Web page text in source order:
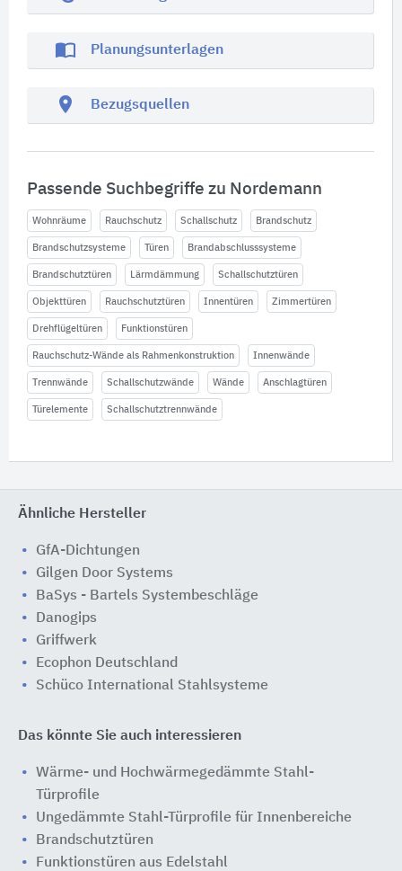
import_contacts Planungsunterlagen
location_on Bezugsquellen
Passende Suchbegriffe zu Nordemann
Wohnräume Rauchschutz Schallschutz Brandschutz
Brandschutzsysteme Türen Brandabschlusssysteme
Brandschutztüren Lärmdämmung Schallschutztüren
Objekttüren Rauchschutztüren Innentüren Zimmertüren
Drehflügeltüren Funktionstüren
Rauchschutz-Wände als Rahmenkonstruktion Innenwände
Trennwände Schallschutzwände Wände Anschlagtüren
Türelemente Schallschutztrennwände
Ähnliche Hersteller
GfA-Dichtungen
Gilgen Door Systems
BaSys - Bartels Systembeschläge
Danogips
Griffwerk
Ecophon Deutschland
Schüco International Stahlsysteme
Das könnte Sie auch interessieren
Wärme- und Hochwärmegedämmte Stahl-
Türprofile
Ungedämmte Stahl-Türprofile für Innenbereiche
Brandschutztüren
Funktionstüren aus Edelstahl